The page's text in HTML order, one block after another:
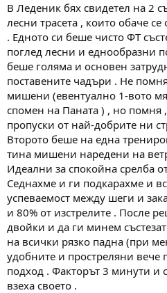
В Леденик бях свидетел на 2
лесни трасета , които обаче се
. Едното си беше чисто ФТ
поглед лесни и еднообразни
беше голяма и основен
поставените чадъри . Не
мишени (евентуално 1-вото
спомен на Паната ) , но помня
пропуски от най-добрите ни
Второто беше на една
тина мишени наредени на
Идеални за спокойна срелба
Седнахме и ги подкарахме и
успеваемост между шеги и
и 80% от изстрелите . После
двойки и да ги минем
на всички рязко падна (при
удобните и простреляни вече
подход . Факторът 3 минути и
взеха своето .